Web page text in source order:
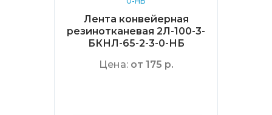
Лента конвейерная
резинотканевая 2Л-100-3-
БКНЛ-65-2-3-0-НБ
Цена: от 175 р.